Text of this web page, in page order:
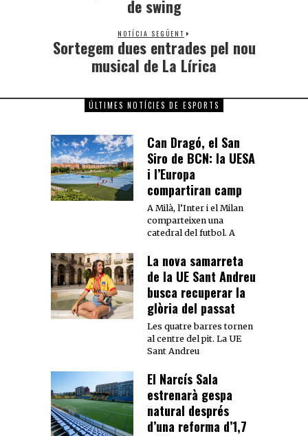
de swing
NOTÍCIA SEGÜENT
Sortegem dues entrades pel nou
musical de La Lírica
ÚLTIMES NOTÍCIES DE ESPORTS
Can Dragó, el San
Siro de BCN: la UESA
i l’Europa
compartiran camp
A Milà, l’Inter i el Milan
comparteixen una
catedral del futbol. A
La nova samarreta
de la UE Sant Andreu
busca recuperar la
glòria del passat
Les quatre barres tornen
al centre del pit. La UE
Sant Andreu
El Narcís Sala
estrenarà gespa
natural després
d’una reforma d’1,7